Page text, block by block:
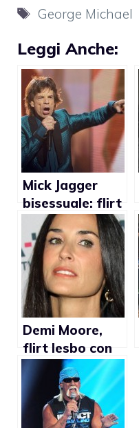
Tag
George Michael
Leggi Anche:
Mick Jagger
bisessuale: flirt
con David
Bowie?
Demi Moore,
flirt lesbo con
Brandi Glanville